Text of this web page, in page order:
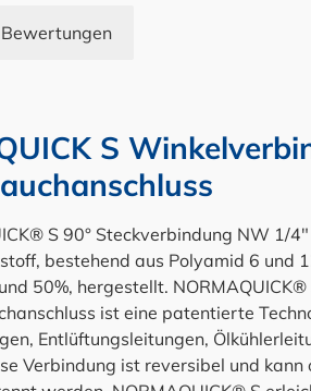
Bewertungen
S
S 90° Steckverbindung NW 1/
bestehend aus Polyamid 6 und
50%, hergestellt.
ist eine patentierte
Entlüftungsleitungen,
Verbindung ist reversibel und